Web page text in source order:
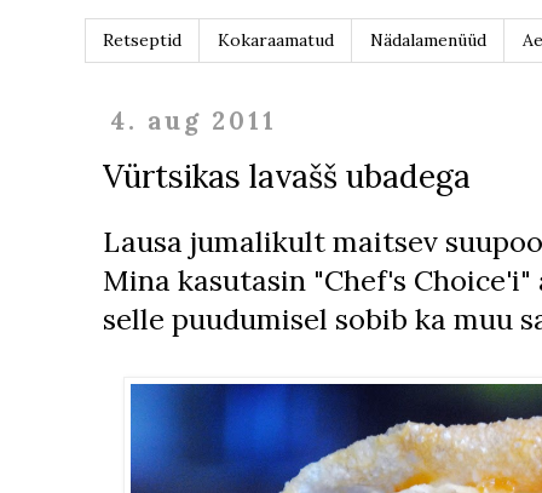
Retseptid Kokaraamatud Nädalamenüüd
4. aug 2011
Vürtsikas lavašš ubadega
Lausa jumalikult maitsev
Mina kasutasin "Chef's
selle puudumisel sobib ka muu